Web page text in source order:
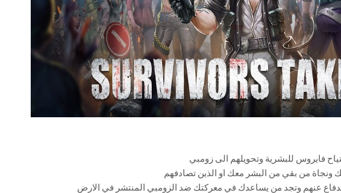
فايروس للبشرية وتحويلهم الى زومبي
ونجاة من بقي من البشر معك او الذين تصادفهم
عنهم وتجد من يساعدك في معركتك ضد الزومبي المنتشر في الارض